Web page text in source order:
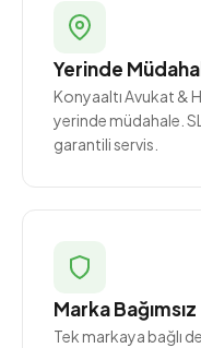
Yerinde
Konyaaltı Avukat &
yerinde müdahale.
garantili servis.
Marka Bağımsız
Tek markaya bağlı